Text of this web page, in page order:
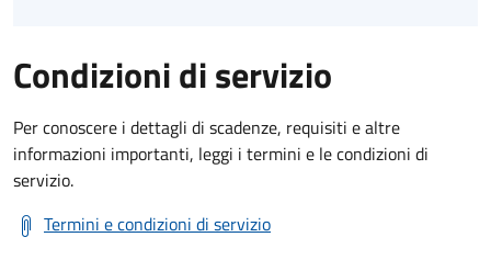
Condizioni di servizio
Per conoscere i dettagli di scadenze, requisiti e altre
informazioni importanti, leggi i termini e le condizioni di
servizio.
Termini e condizioni di servizio